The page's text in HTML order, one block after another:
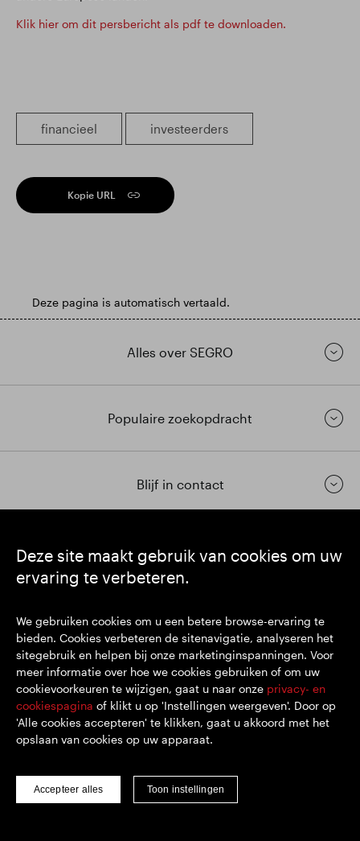
Deze site maakt gebruik van cookies om uw
ervaring te verbeteren.
We gebruiken cookies om u een betere browse-ervaring te
bieden. Cookies verbeteren de sitenavigatie, analyseren het
sitegebruik en helpen bij onze marketinginspanningen. Voor
meer informatie over hoe we cookies gebruiken of om uw
cookievoorkeuren te wijzigen, gaat u naar onze privacy- en
cookiespagina of klikt u op 'Instellingen weergeven'. Door op
'Alle cookies accepteren' te klikken, gaat u akkoord met het
opslaan van cookies op uw apparaat.
Accepteer alles Toon instellingen
Klik hier om dit persbericht als pdf te downloaden.
financieel investeerders
Kopie URL
Deze pagina is automatisch vertaald.
Alles over SEGRO
Populaire zoekopdracht
Blijf in contact
https://www.linkedin.com/
https://www.youtube.com/
https://twitter.com/
SEGRO plc
VK geregistreerd nr. 167591
Plaats van registratie: Engeland en Wales
© SEGRO 2022
Disclaimer
Privacybeleid
Cookiebeleid